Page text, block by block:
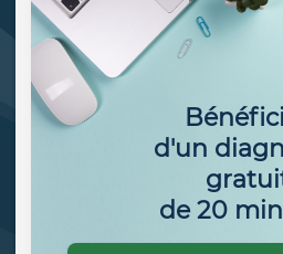
d'un
de 20